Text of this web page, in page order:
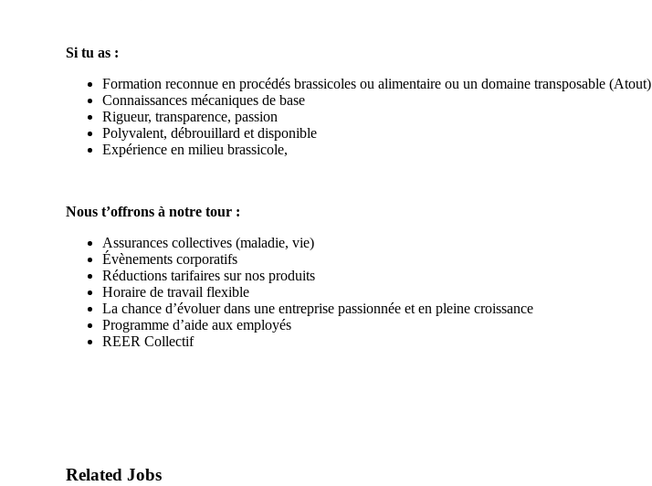
Si tu as :
Formation reconnue en procédés brassicoles ou alimentaire ou un domaine transposable (Atout)
Connaissances mécaniques de base
Rigueur, transparence, passion
Polyvalent, débrouillard et disponible
Expérience en milieu brassicole,
Nous t’offrons à notre tour :
Assurances collectives (maladie, vie)
Évènements corporatifs
Réductions tarifaires sur nos produits
Horaire de travail flexible
La chance d’évoluer dans une entreprise passionnée et en pleine croissance
Programme d’aide aux employés
REER Collectif
Related Jobs